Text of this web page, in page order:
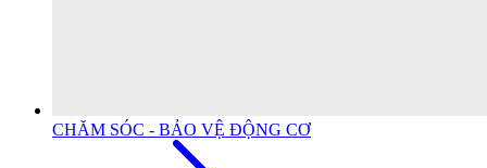
CHĂM SÓC - BẢO VỆ ĐỘNG CƠ